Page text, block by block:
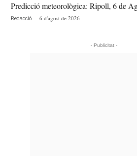
Predicció meteorològica: Ripoll, 6 de
Redacció - 6 d'agost de 2026
- Publicitat -